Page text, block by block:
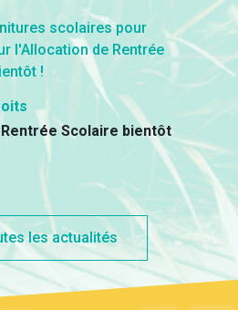
Scolaire bientôt
les actualités